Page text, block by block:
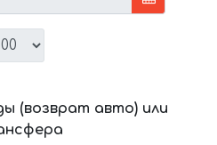
(возврат авто) или